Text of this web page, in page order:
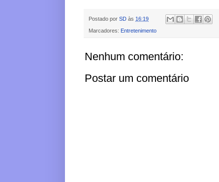
Postado por SD às 16:19
Marcadores: Entretenimento
Nenhum comentário:
Postar um comentário